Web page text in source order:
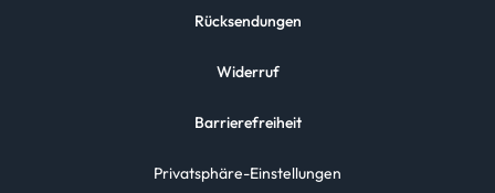
Rücksendungen
Widerruf
Barrierefreiheit
Privatsphäre-Einstellungen